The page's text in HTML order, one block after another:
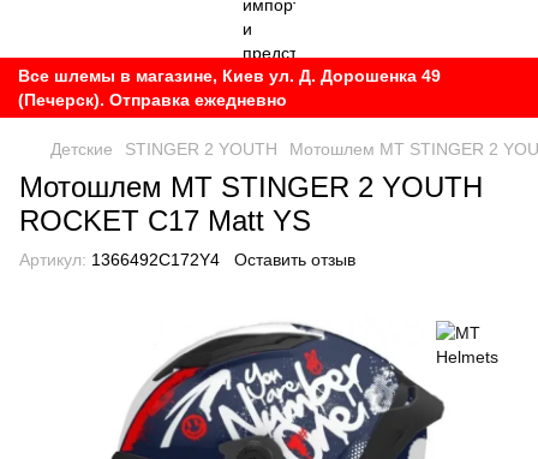
Все шлемы в магазине, Киев ул. Д. Дорошенка 49
(Печерск). Отправка ежедневно
Детские STINGER 2 YOUTH Мотошлем MT STINGER 2
Мотошлем MT STINGER 2 YOUTH
ROCKET C17 Matt YS
Артикул: 1366492C172Y4 Оставить отзыв